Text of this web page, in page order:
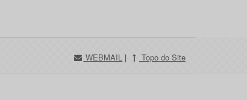
WEBMAIL | Topo do Site